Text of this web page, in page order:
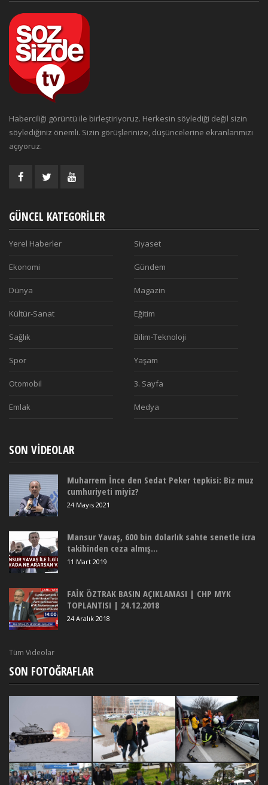
Haberciliği görüntü ile birleştiriyoruz. Herkesin söylediği değil sizin
söylediğiniz önemli. Sizin görüşlerinize, düşüncelerine ekranlarımızı
açıyoruz.
GÜNCEL KATEGORILER
Yerel Haberler Siyaset
Ekonomi Gündem
Dünya Magazin
Kültür-Sanat Eğitim
Sağlık Bilim-Teknoloji
Spor Yaşam
Otomobil 3. Sayfa
Emlak Medya
SON VIDEOLAR
Muharrem İnce den Sedat Peker tepkisi: Biz muz
cumhuriyeti miyiz?
24 Mayıs 2021
Mansur Yavaş, 600 bin dolarlık sahte senetle icra
takibinden ceza almış...
11 Mart 2019
FAİK ÖZTRAK BASIN AÇIKLAMASI | CHP MYK
TOPLANTISI | 24.12.2018
24 Aralık 2018
Tüm Videolar
SON FOTOĞRAFLAR